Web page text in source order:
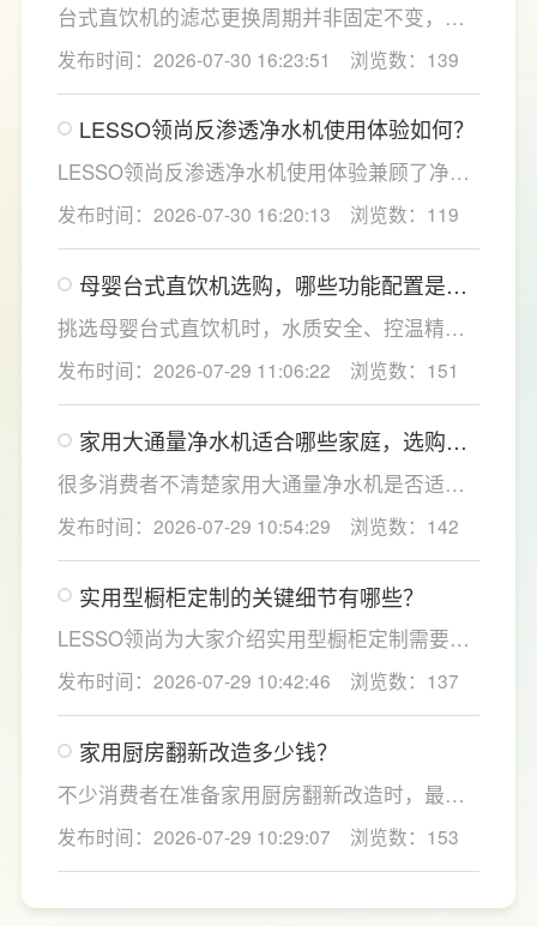
台式直饮机的滤芯更换周期并非固定不变，主
要取决于实际用水量、进水水质及使用频率等
因素。一般来说，PP棉和活性炭类前置滤芯建
议每6至12个月更换一次，RO反渗透膜滤芯使
用寿命相对较长，通常在2至3年左右，而后置
活性炭滤芯则建议每年更换一次以保障出水口
感。
发布时间：2026-07-30 16:23:51 浏览数：139
LESSO领尚反渗透净水机使用体验如何？
LESSO领尚反渗透净水机使用体验兼顾了净水
效果、使用便捷性和节水表现。产品采用
120mm纤薄机身设计，不占用过多厨下空间；
双出水模式可根据不同需求切换生活用水和直
饮水，不仅满足厨房多场景用水需求，还有助
于延长滤芯使用寿命。
发布时间：2026-07-30 16:20:13 浏览数：119
母婴台式直饮机选购，哪些功能配置是有
娃家庭必不可少的？
挑选母婴台式直饮机时，水质安全、控温精准
度是宝妈群体最关心的核心需求，接下来
LESSO领尚为大家讲解适合母婴家庭的必备功
能配置。母婴冲奶、辅食、直饮对水温要求不
同，机型需搭载多档精准控温功能，45℃低温
冲奶、85℃泡辅食、100℃沸水冲泡茶饮一键
切换，不用反复烧水兑冷水，呵护宝宝娇嫩肠
胃。
发布时间：2026-07-29 11:06:22 浏览数：151
家用大通量净水机适合哪些家庭，选购时
如何匹配用水场景吗？
很多消费者不清楚家用大通量净水机是否适配
自家户型，LESSO领尚建议，选购前一定要结
合家庭用水场景判断。家用大通量净水机更适
合常住人口多、用水需求大的家庭，比如三口
及以上之家，或是经常泡茶、冲奶、清洗果
蔬，需要持续大量净水的用户。小户型、单人
居住、日常用水量少的家庭，无需盲目追求超
大通量，避免功能过剩造成浪费。
发布时间：2026-07-29 10:54:29 浏览数：142
实用型橱柜定制的关键细节有哪些？
LESSO领尚为大家介绍实用型橱柜定制需要关
注的几个关键细节：实用型橱柜定制应结合厨
房面积和家庭烹饪习惯进行规划，合理划分
洗、切、炒动线，提升下厨效率；同时充分利
用吊柜、地柜、高柜等收纳空间，并配置抽屉
分区、拉篮、转角收纳等功能设计，提高空间
利用率。
发布时间：2026-07-29 10:42:46 浏览数：137
家用厨房翻新改造多少钱？
不少消费者在准备家用厨房翻新改造时，最关
心的问题莫过于“家用厨房翻新改造多少钱”，接
下来LESSO领尚为大家解答一下。事实上，厨
房改造费用并没有统一标准，通常会受到改造
范围、空间面积、材料品质、功能配置以及是
发布时间：2026-07-29 10:29:07 浏览数：153